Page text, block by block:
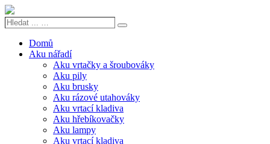
Hledat
Search
Domů
Aku nářadí
Aku vrtačky a šroubováky
Aku pily
Aku brusky
Aku rázové utahováky
Aku vrtací kladiva
Aku hřebíkovačky
Aku lampy
Aku vrtací kladiva